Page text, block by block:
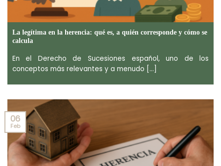
La legítima en la herencia: qué es, a quién corresponde y cómo se
calcula
En el Derecho de Sucesiones español, uno de los
conceptos más relevantes y a menudo [...]
06
Feb